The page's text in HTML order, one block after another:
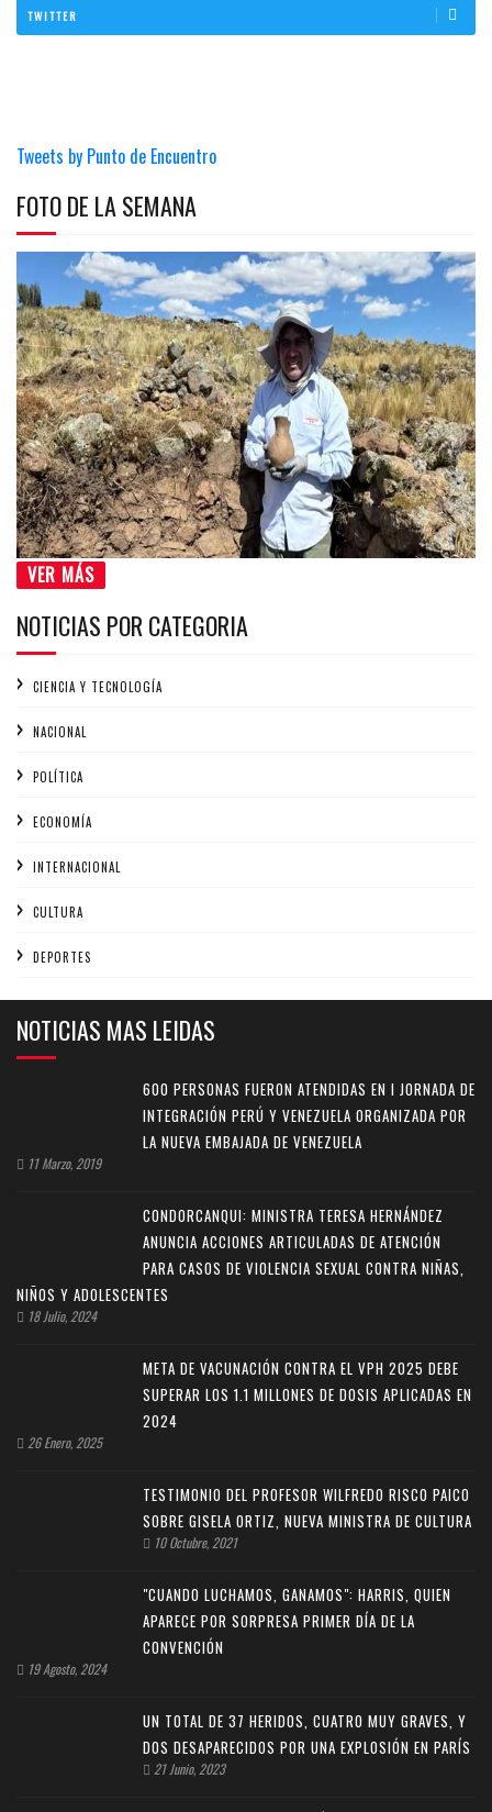
TWITTER
Tweets by Punto de Encuentro
FOTO DE LA SEMANA
VER MÁS
NOTICIAS POR CATEGORIA
CIENCIA Y TECNOLOGÍA
NACIONAL
POLÍTICA
ECONOMÍA
INTERNACIONAL
CULTURA
DEPORTES
NOTICIAS MAS LEIDAS
600 PERSONAS FUERON ATENDIDAS EN I JORNADA DE
INTEGRACIÓN PERÚ Y VENEZUELA ORGANIZADA POR
LA NUEVA EMBAJADA DE VENEZUELA
11 Marzo, 2019
CONDORCANQUI: MINISTRA TERESA HERNÁNDEZ
ANUNCIA ACCIONES ARTICULADAS DE ATENCIÓN
PARA CASOS DE VIOLENCIA SEXUAL CONTRA NIÑAS,
NIÑOS Y ADOLESCENTES
18 Julio, 2024
META DE VACUNACIÓN CONTRA EL VPH 2025 DEBE
SUPERAR LOS 1.1 MILLONES DE DOSIS APLICADAS EN
2024
26 Enero, 2025
TESTIMONIO DEL PROFESOR WILFREDO RISCO PAICO
SOBRE GISELA ORTIZ, NUEVA MINISTRA DE CULTURA
10 Octubre, 2021
"CUANDO LUCHAMOS, GANAMOS": HARRIS, QUIEN
APARECE POR SORPRESA PRIMER DÍA DE LA
CONVENCIÓN
19 Agosto, 2024
UN TOTAL DE 37 HERIDOS, CUATRO MUY GRAVES, Y
DOS DESAPARECIDOS POR UNA EXPLOSIÓN EN PARÍS
21 Junio, 2023